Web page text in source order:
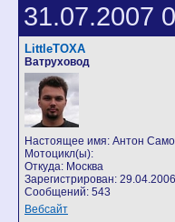
31.07.2007
LittleTOXA
Ватруховод
Настоящее имя: Антон
Мотоцикл(ы):
Откуда: Москва
Зарегистрирован: 29.04.2006
Сообщений: 543
Вебсайт